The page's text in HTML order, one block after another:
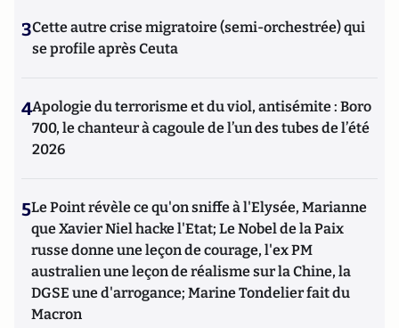
3Cette autre crise migratoire (semi-orchestrée) qui
se profile après Ceuta
4Apologie du terrorisme et du viol, antisémite : Boro
700, le chanteur à cagoule de l’un des tubes de l’été
2026
5Le Point révèle ce qu'on sniffe à l'Elysée, Marianne
que Xavier Niel hacke l'Etat; Le Nobel de la Paix
russe donne une leçon de courage, l'ex PM
australien une leçon de réalisme sur la Chine, la
DGSE une d'arrogance; Marine Tondelier fait du
Macron